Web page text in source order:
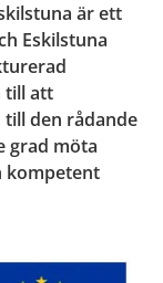
är ett
Eskilstuna
till att
den rådande
grad möta
kompetent